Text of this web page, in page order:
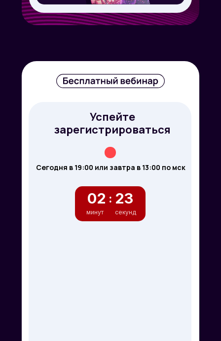
Сегодня в 19:00 или завтра в 13:00 по мск
Успейте
зарегистрироваться
02 : 21
минут секунд